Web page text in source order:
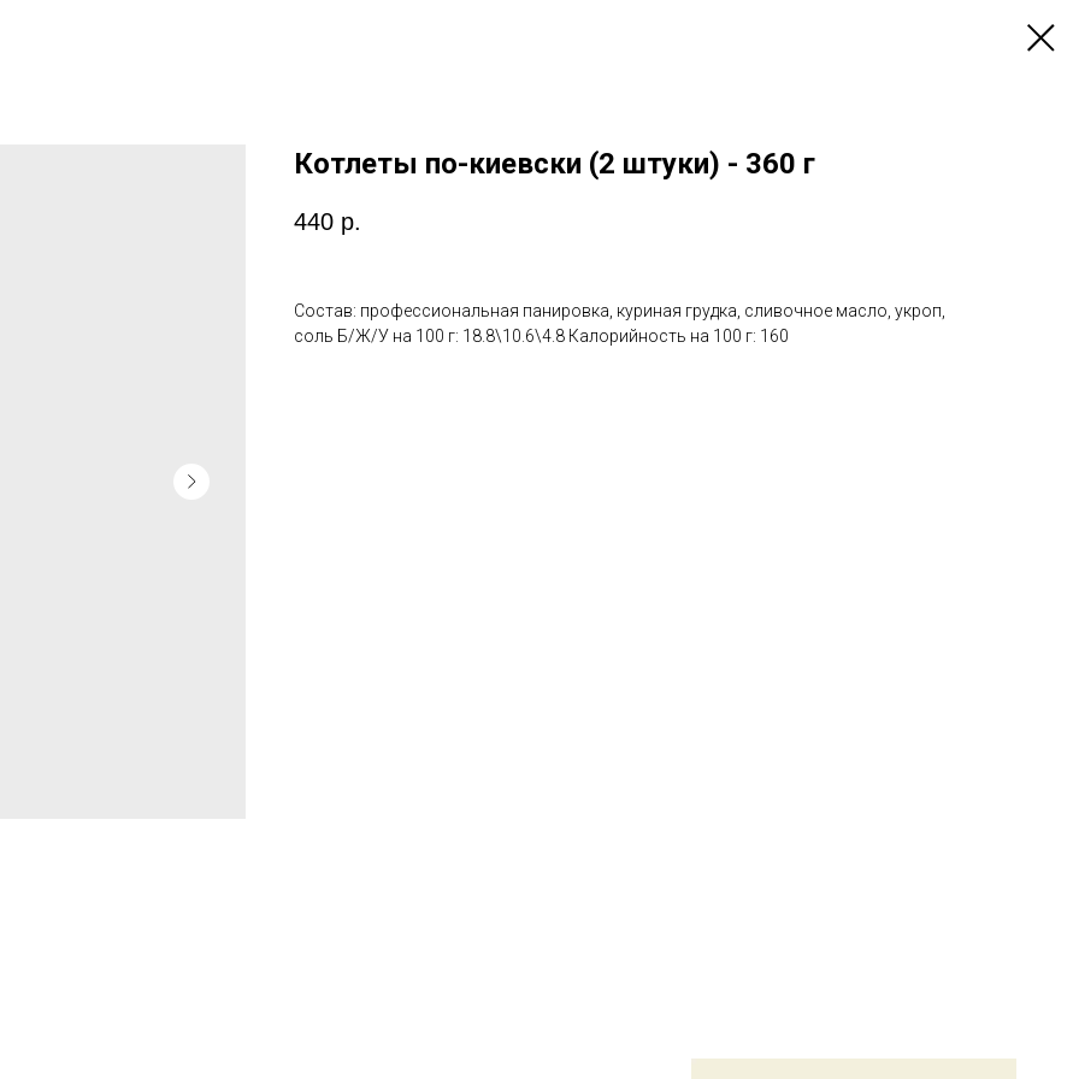
Котлеты по-киевски (2 штуки) - 360 г
440 р.
Состав: профессиональная панировка, куриная грудка, сливочное масло, укроп,
соль Б/Ж/У на 100 г: 18.8\10.6\4.8 Калорийность на 100 г: 160